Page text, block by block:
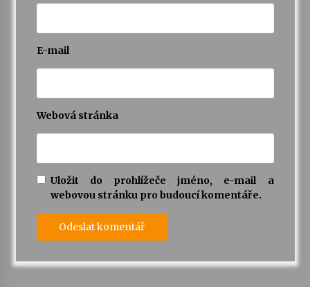
E-mail
Webová stránka
Uložit do prohlížeče jméno, e-mail a
webovou stránku pro budoucí komentáře.